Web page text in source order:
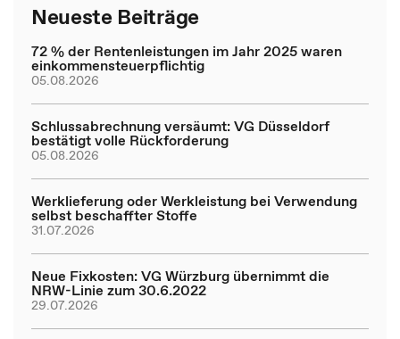
Neueste Beiträge
72 % der Rentenleistungen im Jahr 2025 waren
einkommensteuerpflichtig
05.08.2026
Schlussabrechnung versäumt: VG Düsseldorf
bestätigt volle Rückforderung
05.08.2026
Werklieferung oder Werkleistung bei Verwendung
selbst beschaffter Stoffe
31.07.2026
Neue Fixkosten: VG Würzburg übernimmt die
NRW-Linie zum 30.6.2022
29.07.2026